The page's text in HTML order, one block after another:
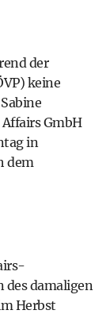
der
keine
GmbH
in
dem
damaligen
Herbst